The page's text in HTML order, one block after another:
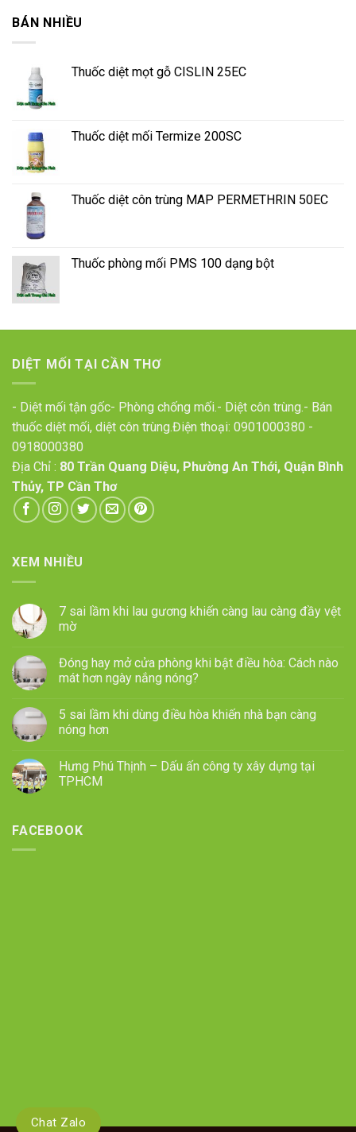
BÁN NHIỀU
Thuốc diệt mọt gỗ CISLIN 25EC
Thuốc diệt mối Termize 200SC
Thuốc diệt côn trùng MAP PERMETHRIN 50EC
Thuốc phòng mối PMS 100 dạng bột
DIỆT MỐI TẠI CẦN THƠ
- Diệt mối tận gốc- Phòng chống mối.- Diệt côn trùng.- Bán
thuốc diệt mối, diệt côn trùng.Điện thoại: 0901000380 -
0918000380
Địa Chỉ : 80 Trần Quang Diệu, Phường An Thới, Quận Bình
Thủy, TP Cần Thơ
XEM NHIỀU
7 sai lầm khi lau gương khiến càng lau càng đầy vệt
mờ
Đóng hay mở cửa phòng khi bật điều hòa: Cách nào
mát hơn ngày nắng nóng?
5 sai lầm khi dùng điều hòa khiến nhà bạn càng
nóng hơn
Hưng Phú Thịnh – Dấu ấn công ty xây dựng tại
TPHCM
FACEBOOK
Chat Zalo